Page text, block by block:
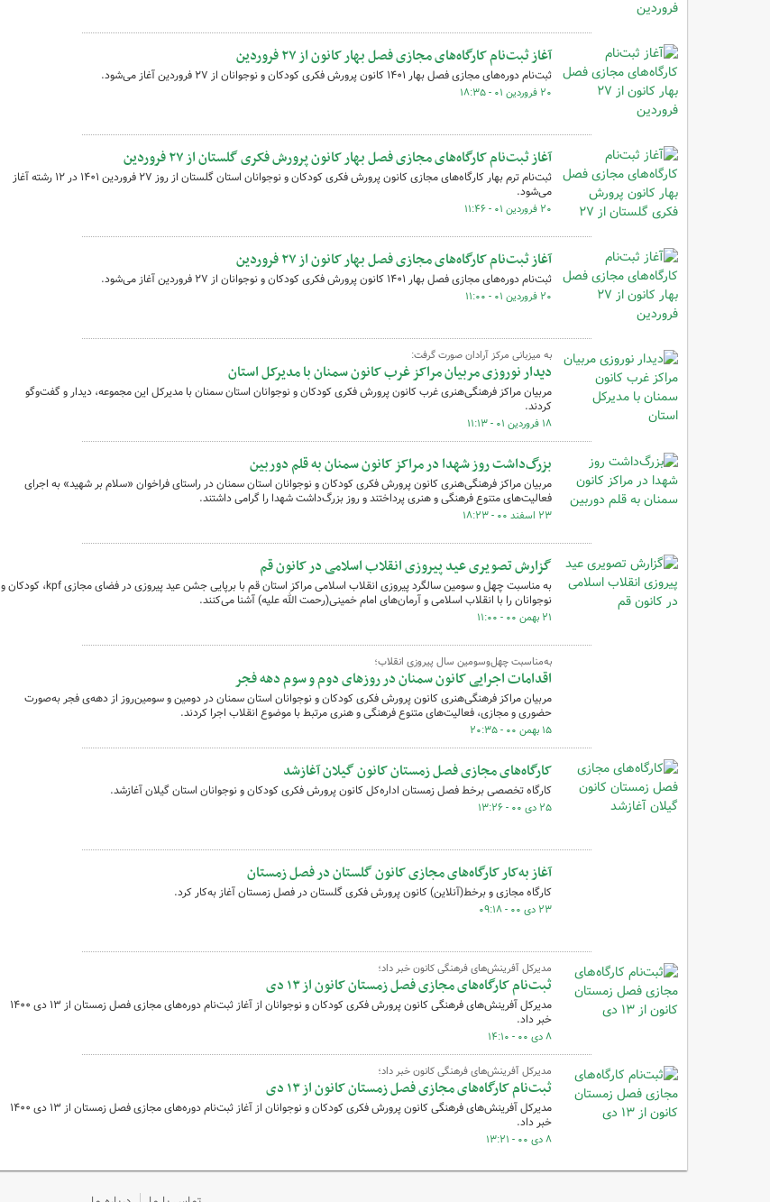
آغاز ثبت‌نام کارگاه‌های مجازی فصل بهار کانون از ۲۷ فروردین
ثبت‌نام دوره‌های مجازی فصل بهار ۱۴۰۱ کانون پرورش فکری کودکان و نوجوانان از ۲۷ فروردین آغاز می‌شود.
۲۰ فروردین ۰۱ - ۱۸:۳۵
آغاز ثبت‌نام کارگاه‌های مجازی فصل بهار کانون پرورش فکری گلستان از ۲۷ فروردین
ثبت‌نام ترم بهار کارگاه‌های مجازی کانون پرورش فکری کودکان و نوجوانان استان گلستان از روز ۲۷ فروردین ۱۴۰۱ در ۱۲ رشته آغاز
می‌شود.
۲۰ فروردین ۰۱ - ۱۱:۴۶
آغاز ثبت‌نام کارگاه‌های مجازی فصل بهار کانون از ۲۷ فروردین
ثبت‌نام دوره‌های مجازی فصل بهار ۱۴۰۱ کانون پرورش فکری کودکان و نوجوانان از ۲۷ فروردین آغاز می‌شود.
۲۰ فروردین ۰۱ - ۱۱:۰۰
به میزبانی مرکز آرادان صورت گرفت:
دیدار نوروزی مربیان مراکز غرب کانون سمنان با مدیرکل استان
مربیان مراکز فرهنگی‌هنری غرب کانون پرورش فکری کودکان و نوجوانان استان سمنان با مدیرکل این مجموعه، دیدار و گفت‌وگو
کردند.
۱۸ فروردین ۰۱ - ۱۱:۱۳
بزرگ‌داشت روز شهدا در مراکز کانون سمنان به قلم دوربین
مربیان مراکز فرهنگی‌هنری کانون پرورش فکری کودکان و نوجوانان استان سمنان در راستای فراخوان «سلام بر شهید» به اجرای
فعالیت‌های متنوع فرهنگی و هنری پرداختند و روز بزرگ‌داشت شهدا را گرامی داشتند.
۲۳ اسفند ۰۰ - ۱۸:۲۳
گزارش تصویری عید پیروزی انقلاب اسلامی در کانون قم
به مناسبت چهل و سومین سالگرد پیروزی انقلاب اسلامی مراکز استان قم با برپایی جشن عید پیروزی در فضای مجازی kpf، کودکان و
نوجوانان را با انقلاب اسلامی و آرمان‌های امام خمینی(رحمت الله علیه) آشنا می‌کنند.
۲۱ بهمن ۰۰ - ۱۱:۰۰
به‌مناسبت چهل‌وسومین سال پیروزی انقلاب؛
اقدامات اجرایی کانون سمنان در روزهای دوم و سوم دهه فجر
مربیان مراکز فرهنگی‌هنری کانون پرورش فکری کودکان و نوجوانان استان سمنان در دومین و سومین‌روز از دهه‌ی فجر به‌صورت
حضوری و مجازی، فعالیت‌های متنوع فرهنگی و هنری مرتبط با موضوع انقلاب اجرا کردند.
۱۵ بهمن ۰۰ - ۲۰:۳۵
کارگاه‌های مجازی فصل زمستان کانون گیلان آغازشد
کارگاه تخصصی برخط فصل زمستان اداره‌کل کانون پرورش فکری کودکان و نوجوانان استان گیلان آغازشد.
۲۵ دی ۰۰ - ۱۳:۲۶
آغاز به‌کار کارگاه‌های مجازی کانون گلستان در فصل زمستان
کارگاه مجازی و برخط(آنلاین) کانون پرورش فکری گلستان در فصل زمستان آغاز به‌کار کرد.
۲۳ دی ۰۰ - ۰۹:۱۸
مدیرکل آفرینش‌های فرهنگی کانون خبر داد؛
ثبت‌نام کارگاه‌های مجازی فصل زمستان کانون از ۱۳ دی
مدیرکل آفرینش‌های فرهنگی کانون پرورش فکری کودکان و نوجوانان از آغاز ثبت‌نام دوره‌های مجازی فصل زمستان از ۱۳ دی ۱۴۰۰
خبر داد.
۸ دی ۰۰ - ۱۴:۱۰
مدیرکل آفرینش‌های فرهنگی کانون خبر داد؛
ثبت‌نام کارگاه‌های مجازی فصل زمستان کانون از ۱۳ دی
مدیرکل آفرینش‌های فرهنگی کانون پرورش فکری کودکان و نوجوانان از آغاز ثبت‌نام دوره‌های مجازی فصل زمستان از ۱۳ دی ۱۴۰۰
خبر داد.
۸ دی ۰۰ - ۱۳:۲۱